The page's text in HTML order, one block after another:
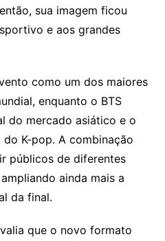
sua imagem ficou
e aos grandes
como um dos maiores
enquanto o BTS
do mercado asiático e o
K-pop. A combinação
públicos de diferentes
ainda mais a
da final.
que o novo formato